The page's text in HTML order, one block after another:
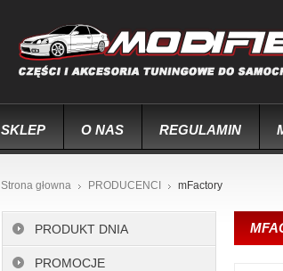
SKLEP O NAS REGULAMIN
Strona głowna PRODUCENCI mFactory
PRODUKT DNIA
PROMOCJE